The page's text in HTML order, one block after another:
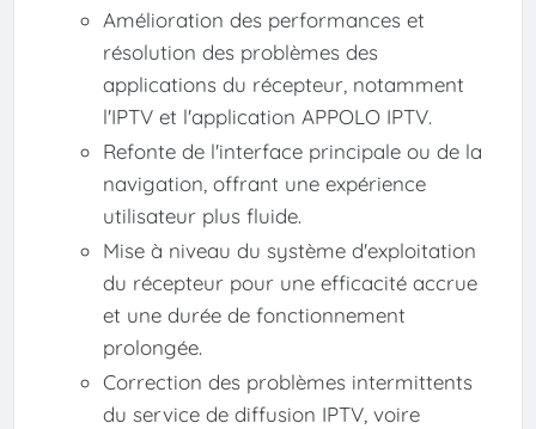
Amélioration des performances et
résolution des problèmes des
applications du récepteur, notamment
l'IPTV et l'application APPOLO IPTV.
Refonte de l'interface principale ou de la
navigation, offrant une expérience
utilisateur plus fluide.
Mise à niveau du système d'exploitation
du récepteur pour une efficacité accrue
et une durée de fonctionnement
prolongée.
Correction des problèmes intermittents
du service de diffusion IPTV, voire